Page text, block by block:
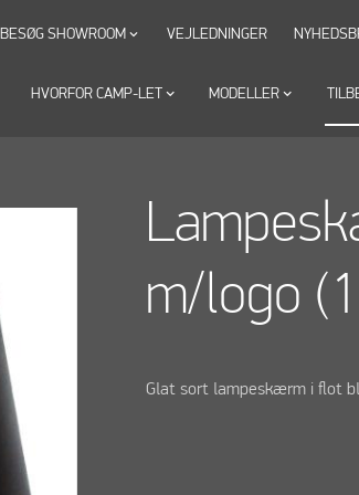
HVORFOR CAMP-LETkeyboard_arrow_down MODELLER keyboard_arrow_down
BESØG SHOWROOM keyboard_arrow_down VEJLEDNINGER
m/logo
Glat sort lampeskærm i flot